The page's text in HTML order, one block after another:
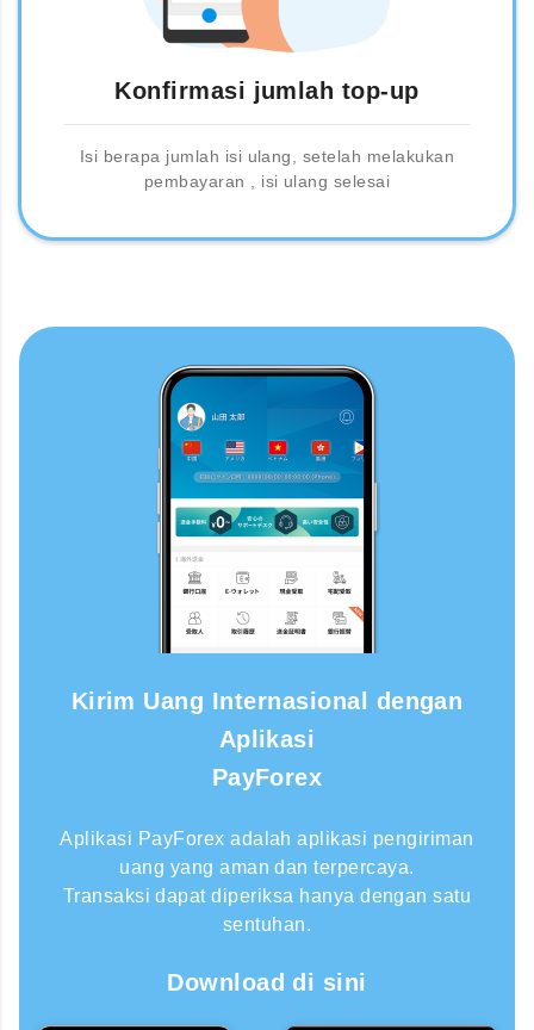
Konfirmasi jumlah top-up
Isi berapa jumlah isi ulang, setelah melakukan
pembayaran , isi ulang selesai
Kirim Uang Internasional dengan
Aplikasi
PayForex
Aplikasi PayForex adalah aplikasi pengiriman
uang yang aman dan terpercaya.
Transaksi dapat diperiksa hanya dengan satu
sentuhan.
Download di sini